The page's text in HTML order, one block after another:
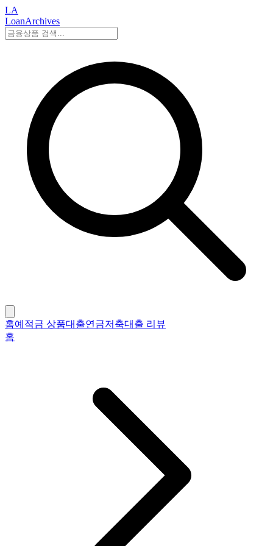
LA
LoanArchives
홈예적금 상품대출연금저축대출 리뷰
홈